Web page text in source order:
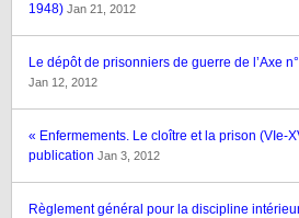
1948) Jan 21, 2012
Le dépôt de prisonniers de guerre de l’Axe
Jan 12, 2012
« Enfermements. Le cloître et la prison (VIe-
publication Jan 3, 2012
Règlement général pour la discipline